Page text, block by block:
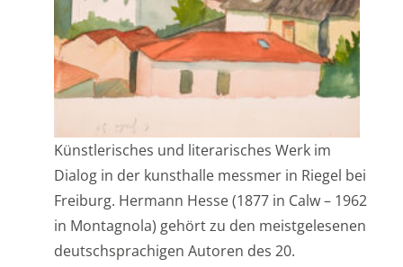
Künstlerisches und literarisches Werk im
Dialog in der kunsthalle messmer in Riegel bei
Freiburg. Hermann Hesse (1877 in Calw – 1962
in Montagnola) gehört zu den meistgelesenen
deutschsprachigen Autoren des 20.
Jahrhunderts und erlangte mit seinen
literarischen Werken wie Siddhartha (1922),
dem Steppenwolf (1927), Narziß und